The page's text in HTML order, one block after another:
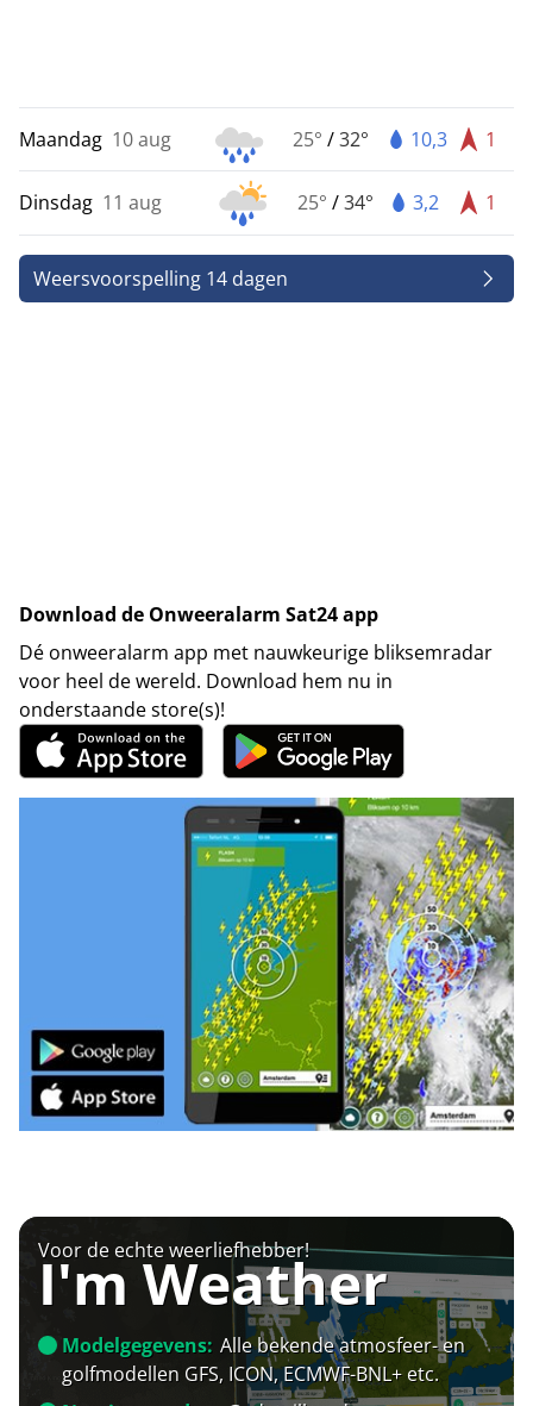
Maandag 10 aug 25° /32° 10,3 1
Dinsdag 11 aug 25° /34° 3,2 1
Weersvoorspelling 14 dagen
Download de Onweeralarm Sat24 app
Dé onweeralarm app met nauwkeurige bliksemradar
voor heel de wereld. Download hem nu in
onderstaande store(s)!
Voor de echte weerliefhebber!
I'm Weather
Modelgegevens: Alle bekende atmosfeer- en
golfmodellen GFS, ICON, ECMWF-BNL+ etc.